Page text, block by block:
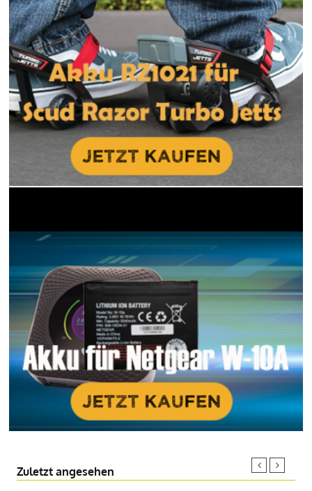
Zuletzt angesehen